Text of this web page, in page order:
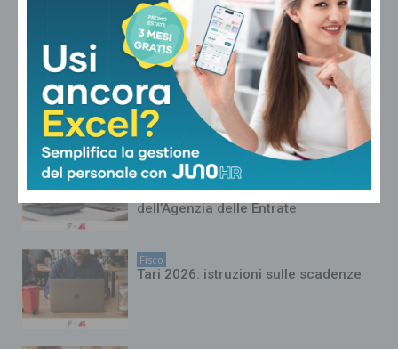
NOTIZIE CORRELATE
Fisco
Cassa “chiusa per ferie”: istruzioni
sulla comunicazione all’Agenzia delle
Entrate
Fisco
Cassetto Fiscale, al via la nuova era
per la consultazione degli atti
dell’Agenzia delle Entrate
Fisco
Tari 2026: istruzioni sulle scadenze